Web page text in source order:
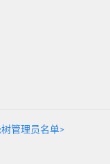
管理员名单>